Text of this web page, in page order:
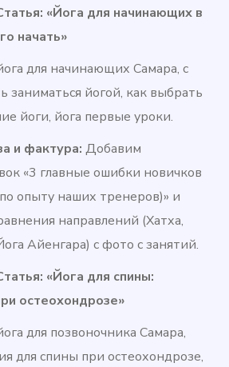
«Йога для начинающих в
начать»
для начинающих Самара, с
заниматься йогой, как выбрать
йоги, йога первые уроки.
и фактура: Добавим
«3 главные ошибки новичков
опыту наших тренеров)» и
направлений (Хатха,
Айенгара) с фото с занятий.
«Йога для спины:
остеохондрозе»
для позвоночника Самара,
для спины при остеохондрозе,